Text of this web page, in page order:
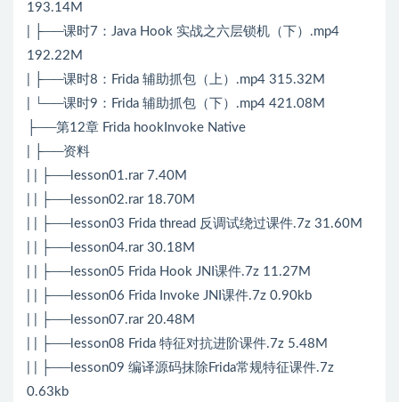
193.14M
| ├──课时7：Java Hook 实战之六层锁机（下）.mp4
192.22M
| ├──课时8：Frida 辅助抓包（上）.mp4 315.32M
| └──课时9：Frida 辅助抓包（下）.mp4 421.08M
├──第12章 Frida hookInvoke Native
| ├──资料
| | ├──lesson01.rar 7.40M
| | ├──lesson02.rar 18.70M
| | ├──lesson03 Frida thread 反调试绕过课件.7z 31.60M
| | ├──lesson04.rar 30.18M
| | ├──lesson05 Frida Hook JNI课件.7z 11.27M
| | ├──lesson06 Frida Invoke JNI课件.7z 0.90kb
| | ├──lesson07.rar 20.48M
| | ├──lesson08 Frida 特征对抗进阶课件.7z 5.48M
| | ├──lesson09 编译源码抹除Frida常规特征课件.7z
0.63kb